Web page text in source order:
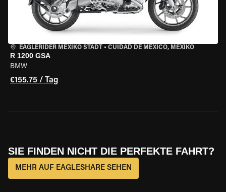
EAGLERIDER MEXIKO STADT • CUIDAD DE MEXICO, MEXIKO
R 1200 GSA
BMW
€155.75 / Tag
SIE FINDEN NICHT DIE PERFEKTE FAHRT?
MEHR AUF EAGLESHARE SEHEN